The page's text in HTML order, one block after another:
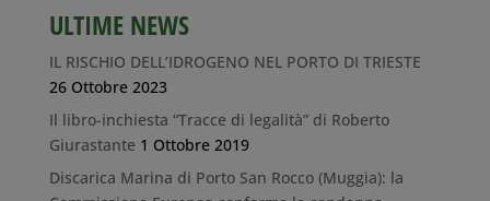
ULTIME NEWS
IL RISCHIO DELL’IDROGENO NEL PORTO DI TRIESTE
26 Ottobre 2023
Il libro-inchiesta “Tracce di legalità” di Roberto
Giurastante 1 Ottobre 2019
Discarica Marina di Porto San Rocco (Muggia): la